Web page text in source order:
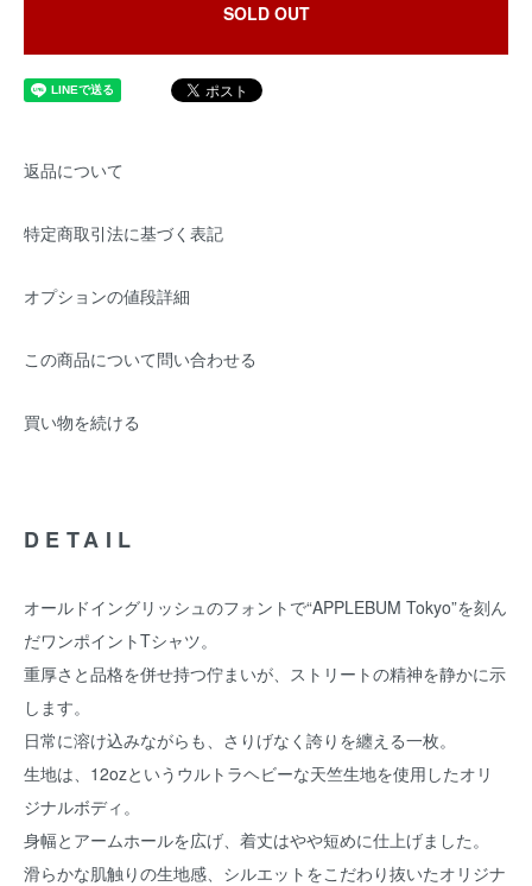
SOLD OUT
返品について
特定商取引法に基づく表記
オプションの値段詳細
この商品について問い合わせる
買い物を続ける
DETAIL
オールドイングリッシュのフォントで“APPLEBUM Tokyo”を刻ん
だワンポイントTシャツ。
重厚さと品格を併せ持つ佇まいが、ストリートの精神を静かに示
します。
日常に溶け込みながらも、さりげなく誇りを纏える一枚。
生地は、12ozというウルトラヘビーな天竺生地を使用したオリ
ジナルボディ。
身幅とアームホールを広げ、着丈はやや短めに仕上げました。
滑らかな肌触りの生地感、シルエットをこだわり抜いたオリジナ